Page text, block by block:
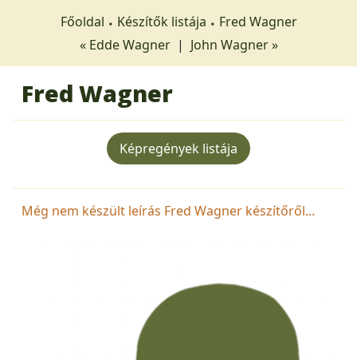
Főoldal Készítők listája
Fred Wagner
« Edde Wagner | John Wagner »
Fred Wagner
Képregények listája
Még nem készült leírás Fred Wagner készítőről...